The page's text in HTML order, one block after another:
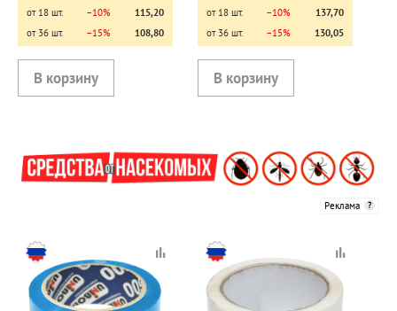
от 18 шт.
−10%
115,20
от 36 шт.
−15% 108,80
от 18 шт.
−10%
137,70
от 36 шт.
−15% 130,05
Реклама